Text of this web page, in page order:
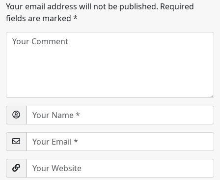
Your email address will not be published. Required
fields are marked *